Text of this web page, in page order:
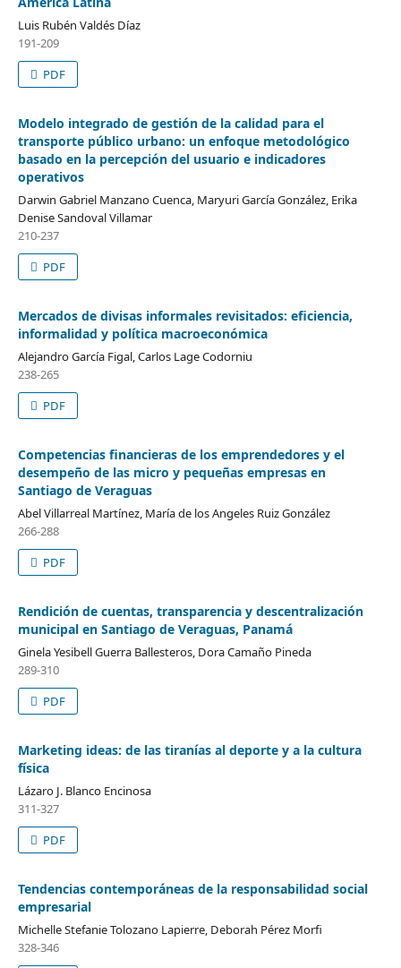
Luis Rubén Valdés Díaz
191-209
PDF
Modelo integrado de gestión de la calidad para el
transporte público urbano: un enfoque metodológico
basado en la percepción del usuario e indicadores
operativos
Darwin Gabriel Manzano Cuenca, Maryuri García González, Erika
Denise Sandoval Villamar
210-237
PDF
Mercados de divisas informales revisitados: eficiencia,
informalidad y política macroeconómica
Alejandro García Figal, Carlos Lage Codorniu
238-265
PDF
Competencias financieras de los emprendedores y el
desempeño de las micro y pequeñas empresas en
Santiago de Veraguas
Abel Villarreal Martínez, María de los Angeles Ruiz González
266-288
PDF
Rendición de cuentas, transparencia y descentralización
municipal en Santiago de Veraguas, Panamá
Ginela Yesibell Guerra Ballesteros, Dora Camaño Pineda
289-310
PDF
Marketing ideas: de las tiranías al deporte y a la cultura
física
Lázaro J. Blanco Encinosa
311-327
PDF
Tendencias contemporáneas de la responsabilidad social
empresarial
Michelle Stefanie Tolozano Lapierre, Deborah Pérez Morfi
328-346